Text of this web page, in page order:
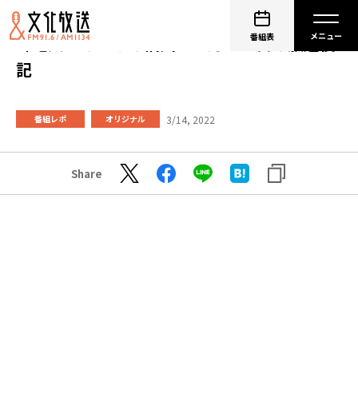
番組表
峰竜太とみんなの信州 ３月１１日の放送後
記
番組レポ オリジナル 3/14, 2022
Share